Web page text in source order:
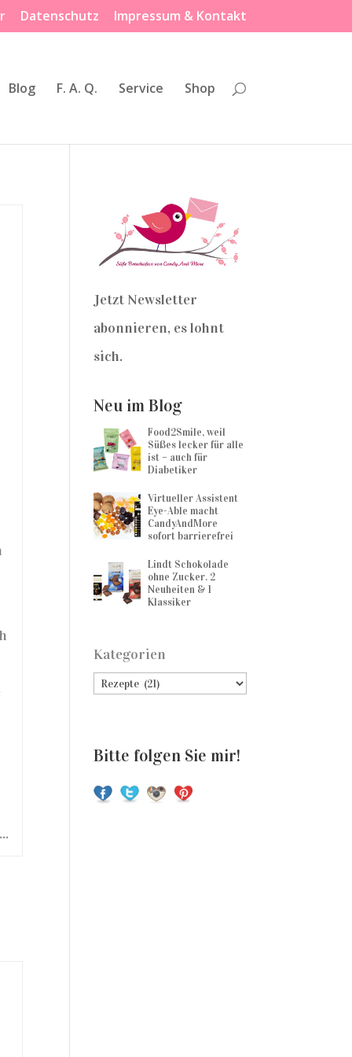
Datenschutz Impressum & Kontakt
Blog F. A. Q. Service Shop
Jetzt Newsletter
abonnieren, es lohnt
sich.
Neu im Blog
Food2Smile, weil
Süßes lecker für alle
ist – auch für
Diabetiker
Virtueller Assistent
Eye-Able macht
CandyAndMore
sofort barrierefrei
Lindt Schokolade
ohne Zucker. 2
Neuheiten & 1
Klassiker
Kategorien
Bitte folgen Sie mir!